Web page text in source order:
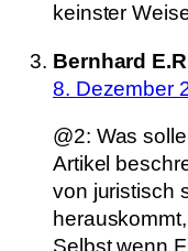
keinster
Bernhard
8. Dezember
@2: Was
Artikel
von juristisch